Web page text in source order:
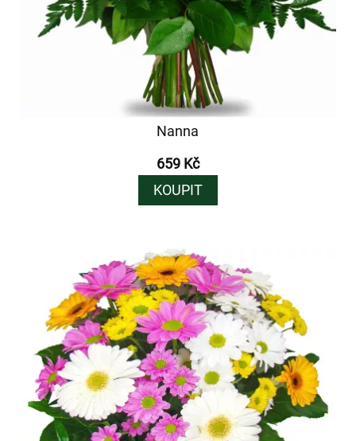
Nanna
659 Kč
KOUPIT